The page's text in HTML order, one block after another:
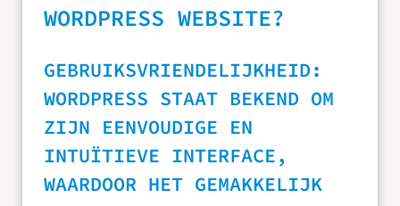
WORDPRESS WEBSITE?
GEBRUIKSVRIENDELIJKHEID:
WORDPRESS STAAT BEKEND OM
ZIJN EENVOUDIGE EN
INTUÏTIEVE INTERFACE,
WAARDOOR HET GEMAKKELIJK